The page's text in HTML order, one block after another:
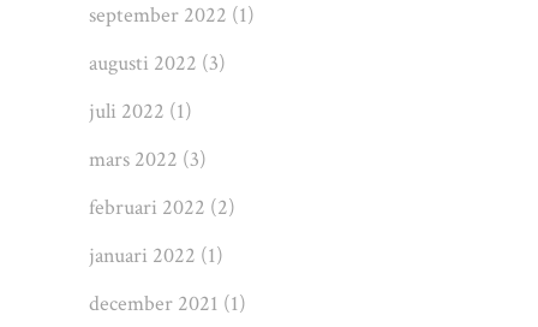
september 2022 (1)
augusti 2022 (3)
juli 2022 (1)
mars 2022 (3)
februari 2022 (2)
januari 2022 (1)
december 2021 (1)